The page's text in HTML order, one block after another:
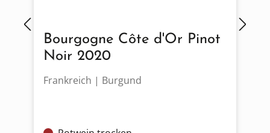
Bourgogne Côte d'Or Pinot
Noir 2020
Frankreich | Burgund